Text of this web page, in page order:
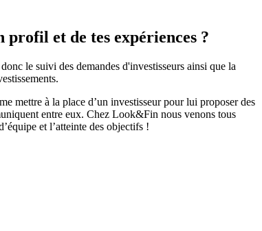
profil et de tes expériences ?
le suivi des demandes d'investisseurs ainsi que la
mettre à la place d’un investisseur pour lui proposer des
entre eux. Chez Look&Fin nous venons tous
et l’atteinte des objectifs !